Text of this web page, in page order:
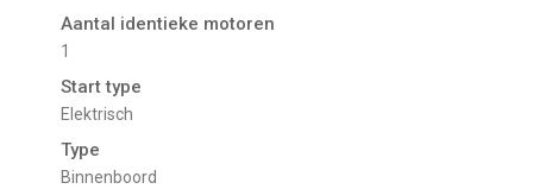
Aantal identieke motoren
1
Start type
Elektrisch
Type
Binnenboord